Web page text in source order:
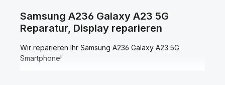
Samsung A236 Galaxy A23 5G
Reparatur, Display reparieren
Wir reparieren Ihr Samsung A236 Galaxy A23 5G
Smartphone!